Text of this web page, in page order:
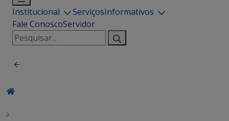
Institucional ServiçosInformativos
Fale ConoscoServidor
Pesquisar
por: